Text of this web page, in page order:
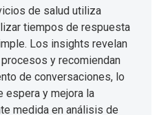
de salud utiliza
tiempos de respuesta
Los insights revelan
y recomiendan
de conversaciones, lo
espera y mejora la
medida en análisis de